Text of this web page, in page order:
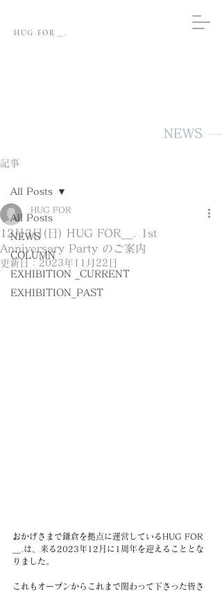
HUG FOR＿.
NEWS
記事
All Posts
NEWS
COLUMN
EXHIBITION _CURRENT
EXHIBITION_PAST
All Posts
12月3日(日) HUG FOR＿. 1st
Anniversary Party のご案内
HUG FOR
更新日： 2023年11月22日
おかげさまで鎌倉を拠点に運営しているHUG FOR
＿.は、来る2023年12月に1周年を迎えることとな
りました。
これもオープンからこれまで関わって下さった皆さ